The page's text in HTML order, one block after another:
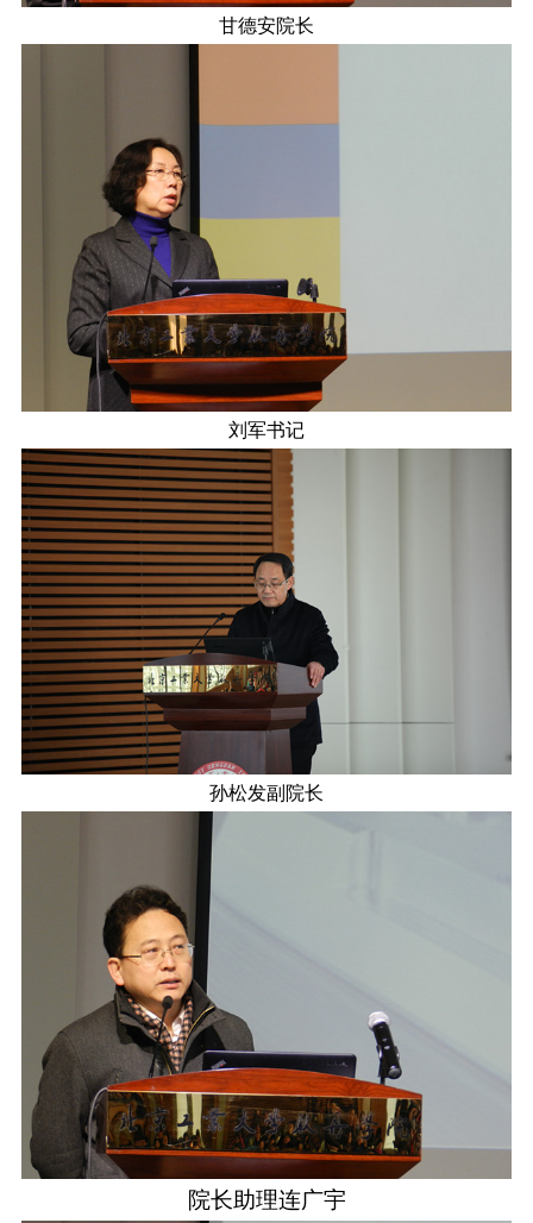
甘德安院长
刘军书记
孙松发副院长
院长助理连广宇